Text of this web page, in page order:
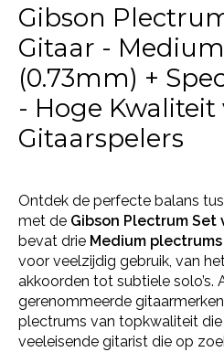
Gibson
Gitaar -
(0.73mm) +
- Hoge Kwaliteit
Gitaarspelers
Ontdek de perfecte balans
met de Gibson Plectrum Set
bevat drie Medium
voor veelzijdig gebruik, van
akkoorden tot subtiele solo’s.
gerenommeerde
plectrums van topkwaliteit
veeleisende gitarist die op